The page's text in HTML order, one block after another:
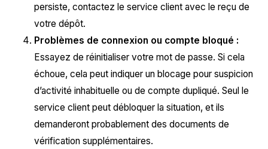
persiste, contactez le service client avec le reçu de
votre dépôt.
Problèmes de connexion ou compte bloqué :
Essayez de réinitialiser votre mot de passe. Si cela
échoue, cela peut indiquer un blocage pour suspicion
d’activité inhabituelle ou de compte dupliqué. Seul le
service client peut débloquer la situation, et ils
demanderont probablement des documents de
vérification supplémentaires.